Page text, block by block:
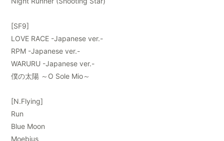
[SF9]
LOVE RACE -Japanese ver.-
RPM -Japanese ver.-
WARURU -Japanese ver.-
僕の太陽 ～O Sole Mio～
[N.Flying]
Run
Blue Moon
Moebius